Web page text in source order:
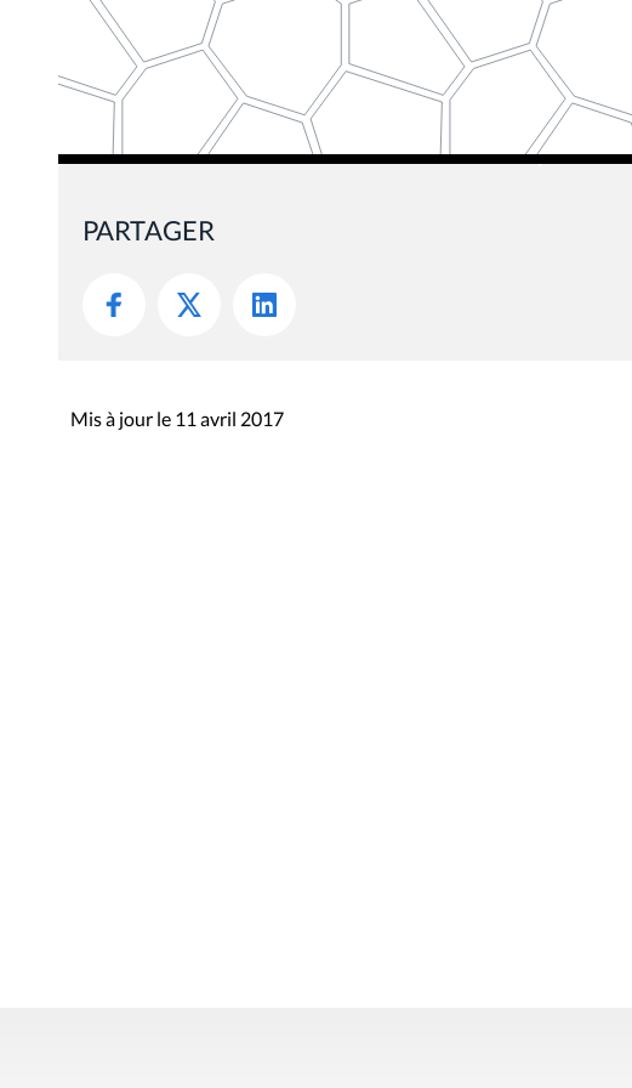
PARTAGER
Mis à jour le 11 avril 2017